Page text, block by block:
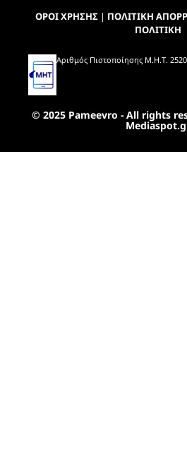
ΟΡΟΙ ΧΡΗΣΗΣ| ΠΟΛΙΤΙΚΗ
ΠΟΛΙΤΙΚΗ
Αριθμός Πιστοποίησης Μ.Η.Τ.
© 2025 Pameevro - All rights